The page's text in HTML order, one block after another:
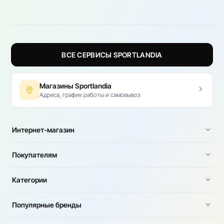
ВСЕ СЕРВИСЫ SPORTLANDIA
Магазины Sportlandia
Адреса, график работы и самовывоз
Интернет-магазин
Покупателям
Категории
Популярные бренды